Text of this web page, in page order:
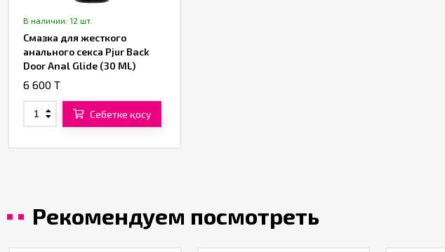
В наличии: 12 шт.
Смазка для жесткого
анального секса Pjur Back
Door Anal Glide (30 ML)
6 600 T
Себетке қосу
Рекомендуем посмотреть